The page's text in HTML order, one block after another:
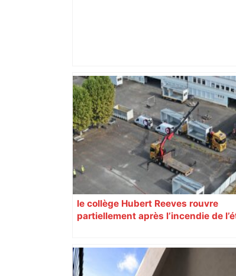
« Rien d'inquiétant » pour
Restes, le gardien de Toulouse,
sa sortie à Metz – L'Équipe
le collège Hubert Reeves rouvre
partiellement après l’incendie de